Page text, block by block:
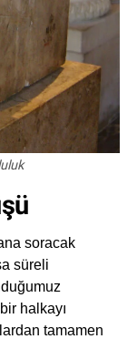
soracak
süreli
halkayı
tamamen